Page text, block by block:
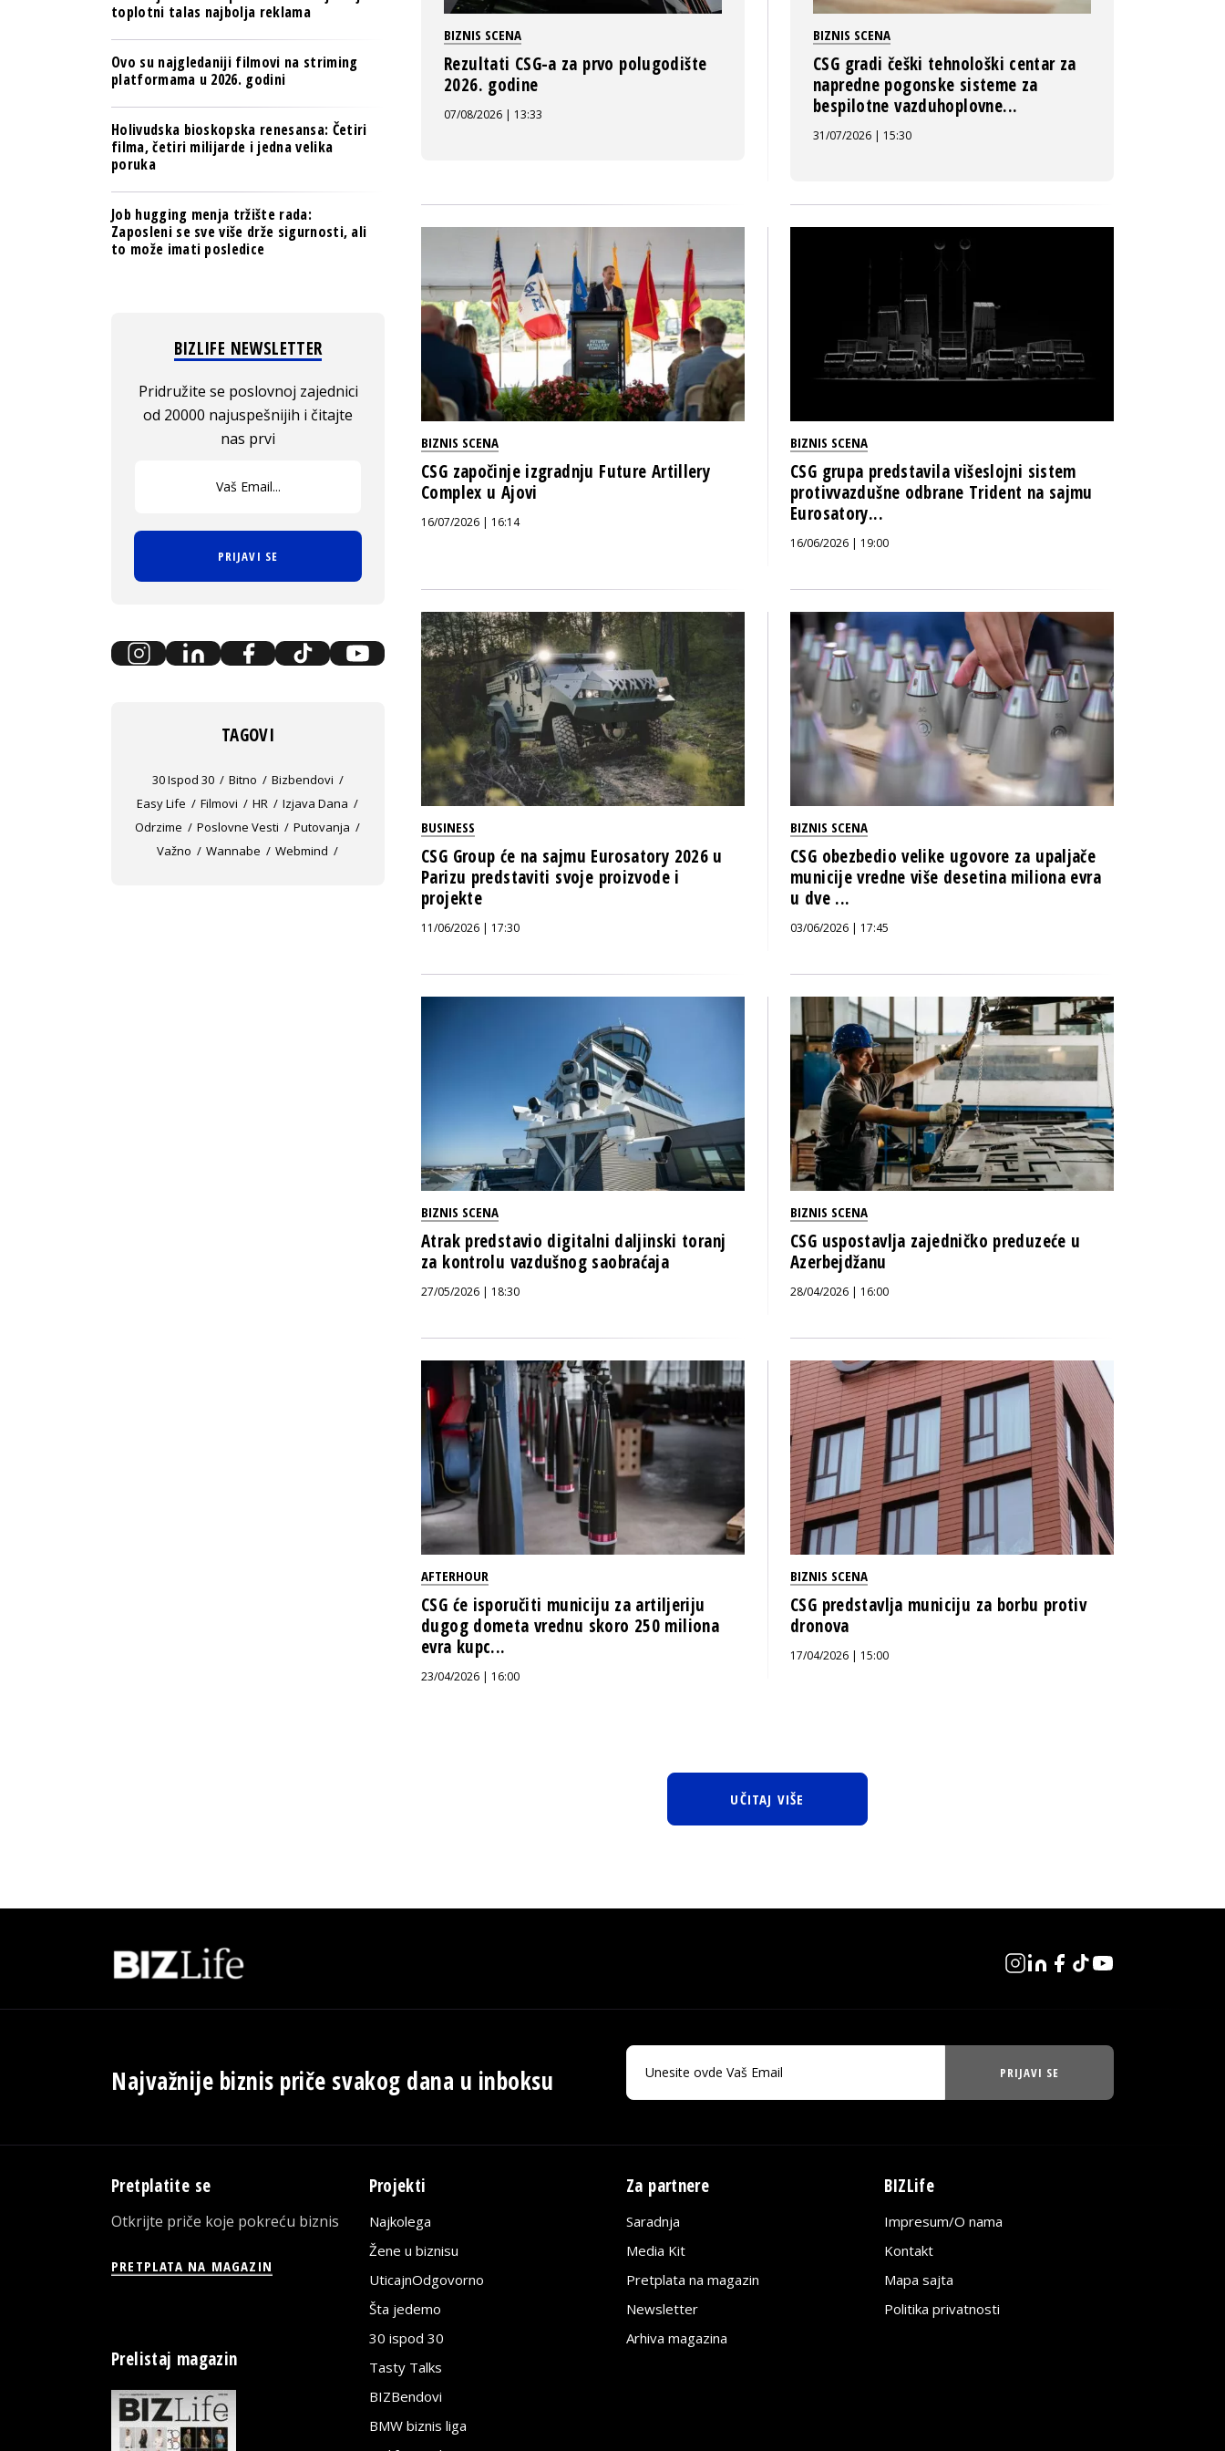
BIZNIS SCENA
Rezultati CSG-a za prvo polugodište
2026. godine
07/08/2026 | 13:33
BIZNIS SCENA
CSG gradi češki tehnološki centar za
napredne pogonske sisteme za
bespilotne vazduhoplovne...
31/07/2026 | 15:30
BIZNIS SCENA
CSG započinje izgradnju Future Artillery
Complex u Ajovi
16/07/2026 | 16:14
BIZNIS SCENA
CSG grupa predstavila višeslojni sistem
protivvazdušne odbrane Trident na sajmu
Eurosatory...
16/06/2026 | 19:00
BUSINESS
CSG Group će na sajmu Eurosatory 2026 u
Parizu predstaviti svoje proizvode i
projekte
11/06/2026 | 17:30
BIZNIS SCENA
CSG obezbedio velike ugovore za upaljače
municije vredne više desetina miliona evra
u dve ...
03/06/2026 | 17:45
BIZNIS SCENA
Atrak predstavio digitalni daljinski toranj
za kontrolu vazdušnog saobraćaja
27/05/2026 | 18:30
BIZNIS SCENA
CSG uspostavlja zajedničko preduzeće u
Azerbejdžanu
28/04/2026 | 16:00
AFTERHOUR
CSG će isporučiti municiju za artiljeriju
dugog dometa vrednu skoro 250 miliona
evra kupc...
23/04/2026 | 16:00
BIZNIS SCENA
CSG predstavlja municiju za borbu protiv
dronova
17/04/2026 | 15:00
UČITAJ VIŠE
toplotni talas najbolja reklama
Ovo su najgledaniji filmovi na striming
platformama u 2026. godini
Holivudska bioskopska renesansa: Četiri
filma, četiri milijarde i jedna velika
poruka
Job hugging menja tržište rada:
Zaposleni se sve više drže sigurnosti, ali
to može imati posledice
BIZLIFE NEWSLETTER
Pridružite se poslovnoj zajednici
od 20000 najuspešnijih i čitajte
nas prvi
PRIJAVI SE
TAGOVI
30 Ispod 30 Bitno
Bizbendovi
Easy Life
Filmovi HR
Izjava Dana
Odrzime
Poslovne Vesti
Putovanja
Važno
Wannabe Webmind
Najvažnije biznis priče svakog dana u inboksu PRIJAVI SE
Pretplatite se
Otkrijte priče koje pokreću biznis
PRETPLATA NA MAGAZIN
Prelistaj magazin
Projekti
Najkolega
Žene u biznisu
UticajnOdgovorno
Šta jedemo
30 ispod 30
Tasty Talks
BIZBendovi
BMW biznis liga
Za partnere
Saradnja
Media Kit
Pretplata na magazin
Newsletter
Arhiva magazina
BIZLife
Impresum/O nama
Kontakt
Mapa sajta
Politika privatnosti